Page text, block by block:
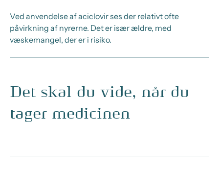
Ved anvendelse af aciclovir ses der relativt ofte
påvirkning af nyrerne. Det er især ældre, med
væskemangel, der er i risiko.
Det skal du vide, når du
tager medicinen